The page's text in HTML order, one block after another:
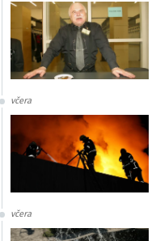
včera
včera